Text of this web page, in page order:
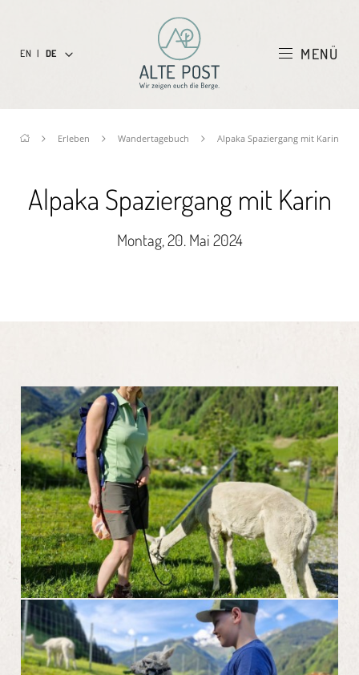
EN | DE MENÜ
Erleben Wandertagebuch Alpaka Spaziergang mit Karin
Alpaka Spaziergang mit Karin
Montag, 20. Mai 2024